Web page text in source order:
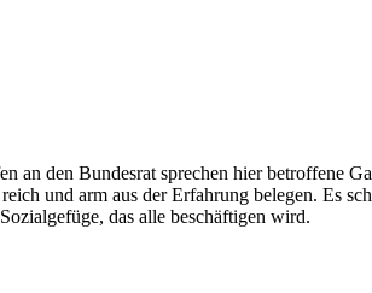
den Bundesrat sprechen hier betroffene
und arm aus der Erfahrung belegen. Es
das alle beschäftigen wird.